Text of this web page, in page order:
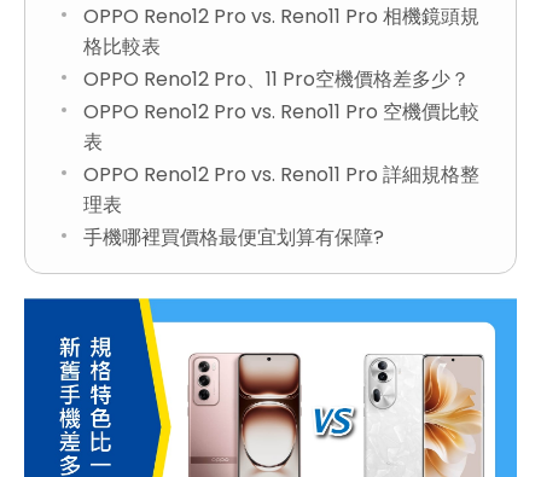
OPPO Reno12 Pro vs. Reno11 Pro 相機鏡頭規
格比較表
OPPO Reno12 Pro、11 Pro空機價格差多少？
OPPO Reno12 Pro vs. Reno11 Pro 空機價比較
表
OPPO Reno12 Pro vs. Reno11 Pro 詳細規格整
理表
手機哪裡買價格最便宜划算有保障?